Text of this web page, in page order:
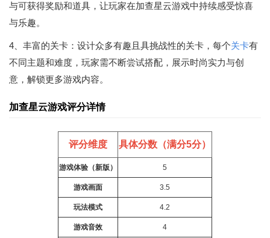
与可获得奖励和道具，让玩家在加查星云游戏中持续感受惊喜
与乐趣。
4、丰富的关卡：设计众多有趣且具挑战性的关卡，每个关卡有
不同主题和难度，玩家需不断尝试搭配，展示时尚实力与创
意，解锁更多游戏内容。
加查星云游戏评分详情
评分维度 具体分数（满分5分）
游戏体验（新版） 5
游戏画面 3.5
玩法模式 4.2
游戏音效 4